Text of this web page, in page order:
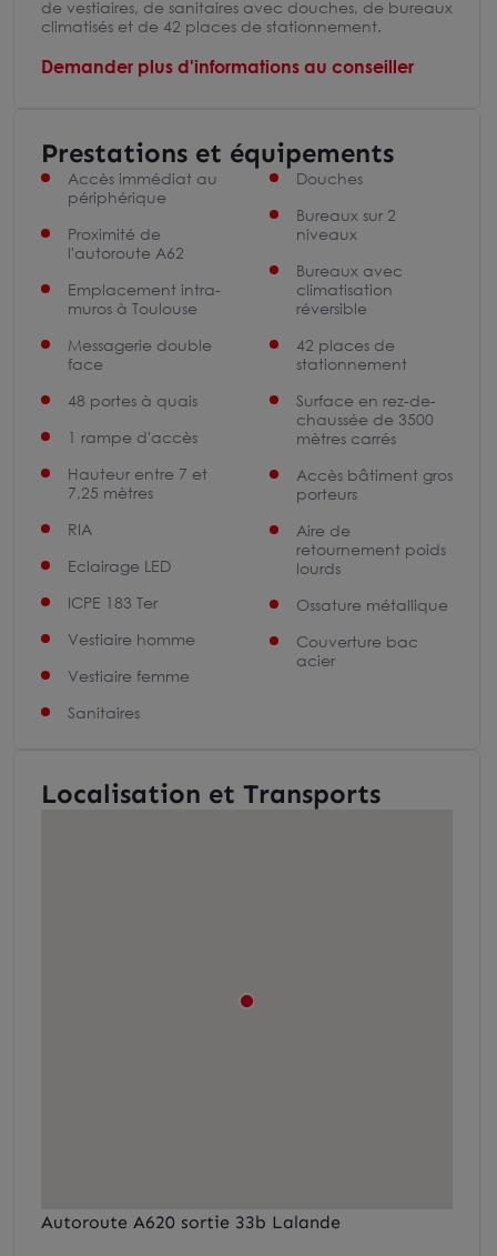
de vestiaires, de sanitaires avec douches, de bureaux
climatisés et de 42 places de stationnement.
Demander plus d'informations au conseiller
Prestations et équipements
Accès immédiat au
périphérique
Proximité de
l'autoroute A62
Emplacement intra-
muros à Toulouse
Messagerie double
face
48 portes à quais
1 rampe d'accès
Hauteur entre 7 et
7,25 mètres
RIA
Eclairage LED
ICPE 183 Ter
Vestiaire homme
Vestiaire femme
Sanitaires
Douches
Bureaux sur 2
niveaux
Bureaux avec
climatisation
réversible
42 places de
stationnement
Surface en rez-de-
chaussée de 3500
mètres carrés
Accès bâtiment gros
porteurs
Aire de
retournement poids
lourds
Ossature métallique
Couverture bac
acier
Localisation et Transports
Autoroute A620 sortie 33b Lalande